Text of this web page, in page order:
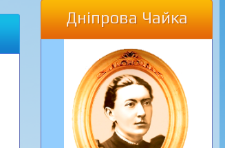
Дніпрова Чайка